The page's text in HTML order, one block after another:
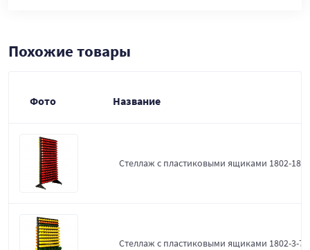
Похожие товары
Фото Название
Стеллаж с пластиковыми ящиками 1802-18-
Стеллаж с пластиковыми ящиками 1802-3-7-